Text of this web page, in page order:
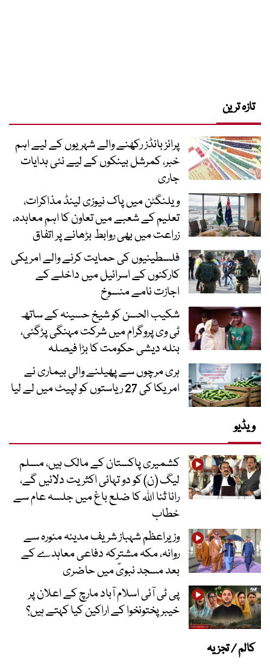
تازہ ترین
پرائز بانڈز رکھنے والے شہریوں کے لیے اہم
خبر، کمرشل بینکوں کے لیے نئی ہدایات
جاری
ویلنگٹن میں پاک نیوزی لینڈ مذاکرات،
تعلیم کے شعبے میں تعاون کا اہم معاہدہ،
زراعت میں بھی روابط بڑھانے پر اتفاق
فلسطینیوں کی حمایت کرنے والے امریکی
کارکنوں کے اسرائیل میں داخلے کے
اجازت نامے منسوخ
شکیب الحسن کو شیخ حسینہ کے ساتھ
ٹی وی پروگرام میں شرکت مہنگی پڑگئی،
بنلہ دیشی حکومت کا بڑا فیصلہ
ہری مرچوں سے پھیلنے والی بیماری نے
امریکا کی 27 ریاستوں کو لپیٹ میں لے لیا
ویڈیو
کشمیری پاکستان کے مالک ہیں، مسلم
لیگ (ن) کو دو تہائی اکثریت دلائیں گے،
رانا ثنا اللہ کا ضلع باغ میں جلسہ عام سے
خطاب
وزیراعظم شہباز شریف مدینہ منورہ سے
روانہ، مکہ مشترکہ دفاعی معاہدے کے
بعد مسجد نبویؐ میں حاضری
پی ٹی آئی اسلام آباد مارچ کے اعلان پر
خیبر پختونخوا کے اراکین کیا کہتے ہیں؟
کالم / تجزیہ